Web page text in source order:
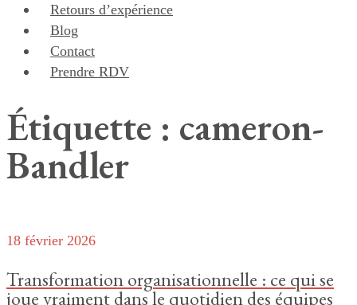
Retours d’expérience
Blog
Contact
Prendre RDV
Étiquette : cameron-
Bandler
18 février 2026
Transformation organisationnelle : ce qui se
joue vraiment dans le quotidien des équipes